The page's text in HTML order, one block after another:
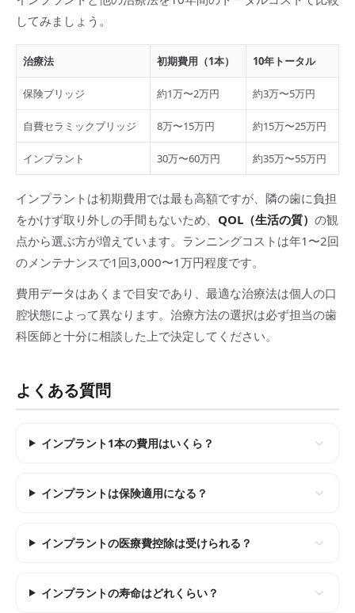
してみましょう。
治療法 初期費用（1本） 10年トータル
保険ブリッジ 約1万〜2万円 約3万〜5万円
自費セラミックブリッジ 8万〜15万円 約15万〜25万円
インプラント 30万〜60万円 約35万〜55万円
インプラントは初期費用では最も高額ですが、隣の歯に負担
をかけず取り外しの手間もないため、 QOL（生活の質） の観
点から選ぶ方が増えています。ランニングコストは年1〜2回
のメンテナンスで1回3,000〜1万円程度です。
費用データはあくまで目安であり、最適な治療法は個人の口
腔状態によって異なります。治療方法の選択は必ず担当の歯
科医師と十分に相談した上で決定してください。
よくある質問
インプラント1本の費用はいくら？
インプラントは保険適用になる？
インプラントの医療費控除は受けられる？
インプラントの寿命はどれくらい？